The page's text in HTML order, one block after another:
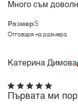
РазмерS
Отговаря на размера
Много съм
Катерина Димова
Първата ми